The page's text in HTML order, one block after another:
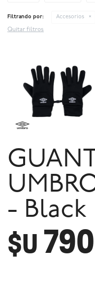
Filtrando por: Accesorios
Quitar filtros
- Black
$U790